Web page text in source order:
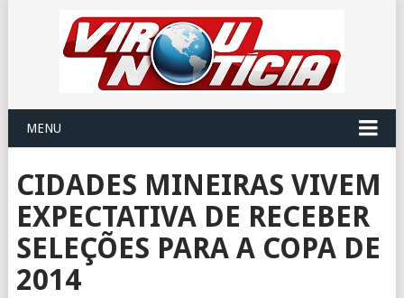
MENU
CIDADES MINEIRAS VIVEM
EXPECTATIVA DE RECEBER
SELEÇÕES PARA A COPA DE
2014